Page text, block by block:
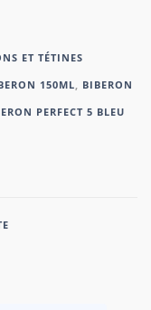
ET TÉTINES
150ML
BIBERON
PERFECT 5 BLEU